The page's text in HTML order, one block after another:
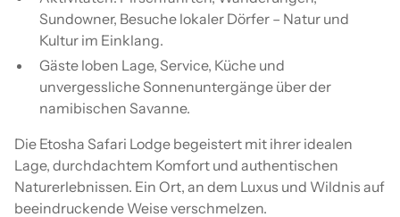
Sundowner, Besuche lokaler Dörfer – Natur und
Kultur im Einklang.
Gäste loben Lage, Service, Küche und
unvergessliche Sonnenuntergänge über der
namibischen Savanne.
Die Etosha Safari Lodge begeistert mit ihrer idealen
Lage, durchdachtem Komfort und authentischen
Naturerlebnissen. Ein Ort, an dem Luxus und Wildnis auf
beeindruckende Weise verschmelzen.